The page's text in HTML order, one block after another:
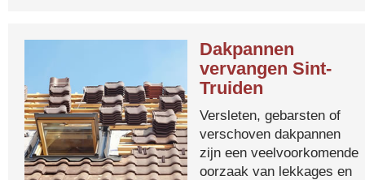
Dakpannen
vervangen Sint-
Truiden
Versleten, gebarsten of
verschoven dakpannen
zijn een veelvoorkomende
oorzaak van lekkages en